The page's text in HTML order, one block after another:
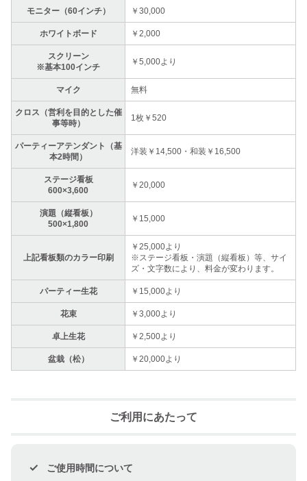
モニター（60インチ） ￥30,000
ホワイトボード ￥2,000
スクリーン
※基本100インチ
￥5,000より
マイク 無料
クロス（営利を目的とした催
事等時）
1枚￥520
パーティーアテンダント（基
本2時間）
洋装￥14,500・和装￥16,500
ステージ看板
600×3,600
￥20,000
演題（縦看板）
500×1,800
￥15,000
上記看板類のカラー印刷
￥25,000より
※ステージ看板・演題（縦看板）等、サイ
ズ・文字数により、料金が変わります。
パーティー生花 ￥15,000より
花束 ￥3,000より
卓上生花 ￥2,500より
盆栽（松） ￥20,000より
ご利用にあたって
ご使用時間について